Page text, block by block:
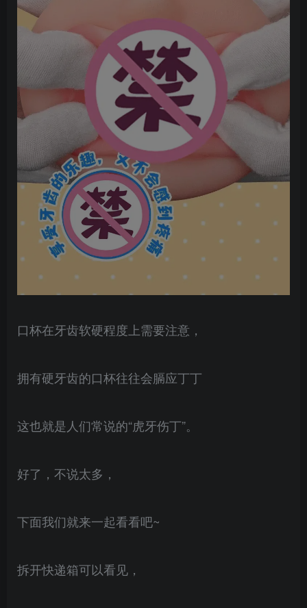
口杯在牙齿软硬程度上需要注意，
拥有硬牙齿的口杯往往会膈应丁丁
这也就是人们常说的“虎牙伤丁”。
好了，不说太多，
下面我们就来一起看看吧~
拆开快递箱可以看见，